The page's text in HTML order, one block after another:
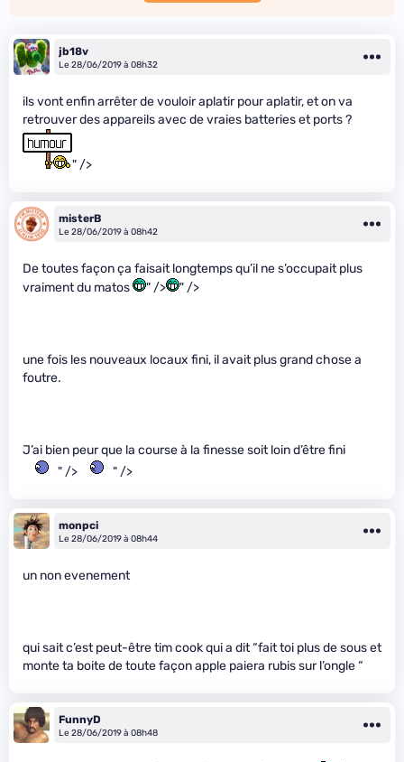
jb18v
Le 28/06/2019 à 08h32
ils vont enfin arrêter de vouloir aplatir pour aplatir, et on va
retrouver des appareils avec de vraies batteries et ports ?
" />
misterB
Le 28/06/2019 à 08h42
De toutes façon ça faisait longtemps qu’il ne s’occupait plus
vraiment du matos
" /> " />
une fois les nouveaux locaux fini, il avait plus grand chose a
foutre.
J’ai bien peur que la course à la finesse soit loin d’être fini
" />
" />
monpci
Le 28/06/2019 à 08h44
un non evenement
qui sait c’est peut-être tim cook qui a dit “fait toi plus de sous et
monte ta boite de toute façon apple paiera rubis sur l’ongle “
FunnyD
Le 28/06/2019 à 08h48